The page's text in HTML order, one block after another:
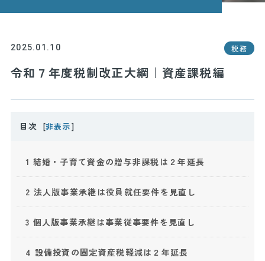
2025.01.10 税務
令和７年度税制改正大綱｜資産課税編
目次 [非表示]
1 結婚・子育て資金の贈与非課税は２年延長
2 法人版事業承継は役員就任要件を見直し
3 個人版事業承継は事業従事要件を見直し
4 設備投資の固定資産税軽減は２年延長